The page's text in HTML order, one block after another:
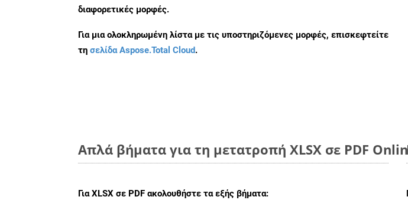
διαφορετικές μορφές.
Για μια ολοκληρωμένη λίστα με τις υποστηριζόμενες μορφές, επισκεφτείτε
τη σελίδα Aspose.Total Cloud.
Απλά βήματα για τη μετατροπή XLSX σε PDF
ΓιαXLSX σε PDF ακολουθήστε τα εξής βήματα: